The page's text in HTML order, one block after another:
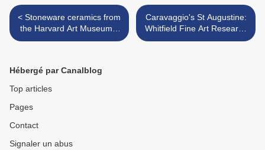
< Stoneware ceramics from
the Harvard Art Museums,
sold to benefit the Asian
Caravaggio's St Augustine:
Whitfield Fine Art Research
the Discovery of
Hébergé par Canalblog
Top articles
Pages
Contact
Signaler un abus